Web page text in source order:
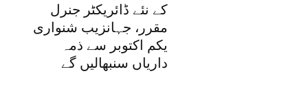
کے نئے ڈائریکٹر جنرل
مقرر، جہانزیب شنواری
یکم اکتوبر سے ذمہ
داریاں سنبھالیں گے